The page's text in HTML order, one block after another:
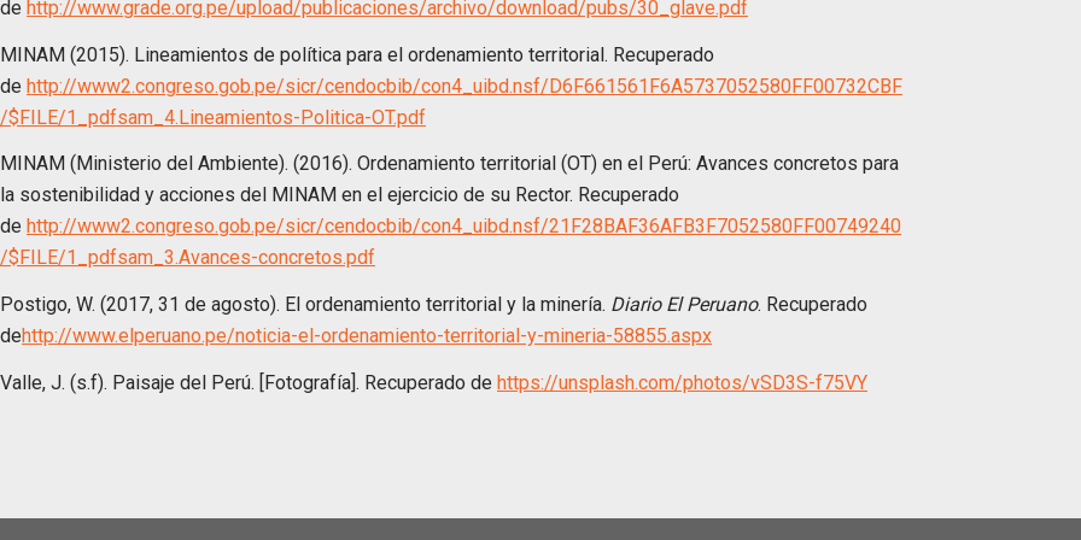
de http://www.grade.org.pe/upload/publicaciones/archivo/download/pubs/30_glave.pdf
MINAM (2015). Lineamientos de política para el ordenamiento territorial. Recuperado
de http://www2.congreso.gob.pe/sicr/cendocbib/con4_uibd.nsf/D6F661561F6A5737052580FF00732CBF
/$FILE/1_pdfsam_4.Lineamientos-Politica-OT.pdf
MINAM (Ministerio del Ambiente). (2016). Ordenamiento territorial (OT) en el Perú: Avances concretos para
la sostenibilidad y acciones del MINAM en el ejercicio de su Rector. Recuperado
de http://www2.congreso.gob.pe/sicr/cendocbib/con4_uibd.nsf/21F28BAF36AFB3F7052580FF00749240
/$FILE/1_pdfsam_3.Avances-concretos.pdf
Postigo, W. (2017, 31 de agosto). El ordenamiento territorial y la minería. Diario El Peruano. Recuperado
dehttp://www.elperuano.pe/noticia-el-ordenamiento-territorial-y-mineria-58855.aspx
Valle, J. (s.f). Paisaje del Perú. [Fotografía]. Recuperado de https://unsplash.com/photos/vSD3S-f75VY